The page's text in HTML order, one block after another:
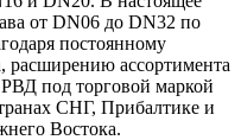
от DN06 до DN32 по
постоянному
расширению ассортимента
под торговой маркой
СНГ, Прибалтике и
Востока.